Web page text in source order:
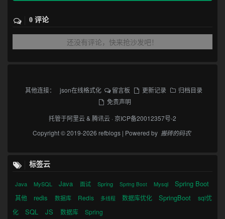
0 评论
还没有评论，快来抢沙发吧！
其他连接： json在线格式化 留言板 更新记录
归档目录
免责声明
托管于阿里云& 腾讯云 ·京ICP备20012357号-2
Copyright © 2019-2026 refblogs | Powered by 搬砖的码农
标签云
Java MySQL Java 面试 Spring Spring Boot Mysql Spring Boot
其他 redis 数据库 Redis 多线程 数据库优化 SpringBoot
sql优
化
SQL JS 数据库 Spring